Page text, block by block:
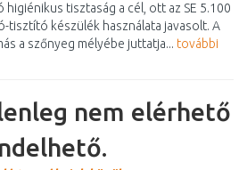
tisztaság a cél, ott az SE 5.100
tisztító készülék használata javasolt. A
a szőnyeg mélyébe juttatja... további
nem elérhető